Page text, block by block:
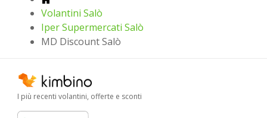
Volantini Salò
Iper Supermercati Salò
MD Discount Salò
I più recenti volantini, offerte e sconti